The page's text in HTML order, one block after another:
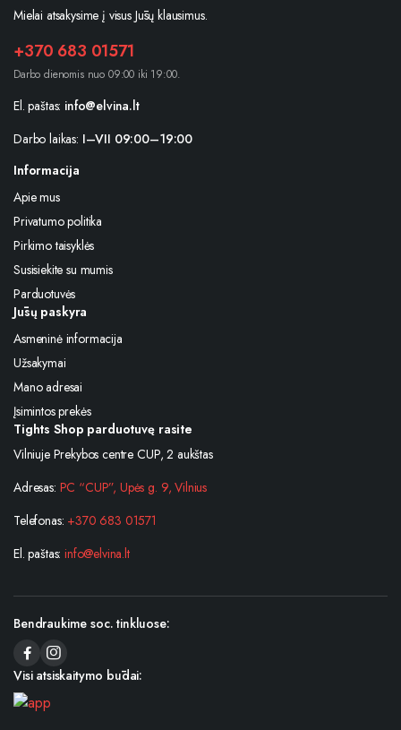
Mielai atsakysime į visus Jūsų klausimus.
+370 683 01571
Darbo dienomis nuo 09:00 iki 19:00.
El. paštas: info@elvina.lt
Darbo laikas: I–VII 09:00–19:00
Informacija
Apie mus
Privatumo politika
Pirkimo taisyklės
Susisiekite su mumis
Parduotuvės
Jūsų paskyra
Asmeninė informacija
Užsakymai
Mano adresai
Įsimintos prekės
Tights Shop parduotuvę rasite
Vilniuje Prekybos centre CUP, 2 aukštas
Adresas: PC “CUP”, Upės g. 9, Vilnius
Telefonas: +370 683 01571
El. paštas:info@elvina.lt
Bendraukime soc. tinkluose:
Visi atsiskaitymo būdai: